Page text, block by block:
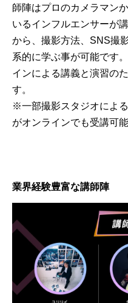
師陣はプロのカメラマン
いるインフルエンサーが
から、撮影方法、SNS撮
系的に学ぶ事が可能です
インによる講義と演習の
す。
※一部撮影スタジオによ
がオンラインでも受講可
業界経験豊富な講師陣